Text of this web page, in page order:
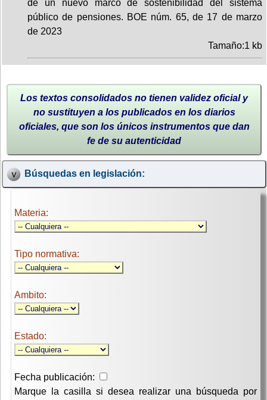
de un nuevo marco de sostenibilidad del sistema
público de pensiones. BOE núm. 65, de 17 de marzo
de 2023
Tamaño:1 kb
Los textos consolidados no tienen validez oficial y
no sustituyen a los publicados en los diarios
oficiales, que son los únicos instrumentos que dan
fe de su autenticidad
Búsquedas en legislación:
Materia:
Tipo normativa:
Ambito:
Estado:
Fecha publicación:
Marque la casilla si desea realizar una búsqueda por